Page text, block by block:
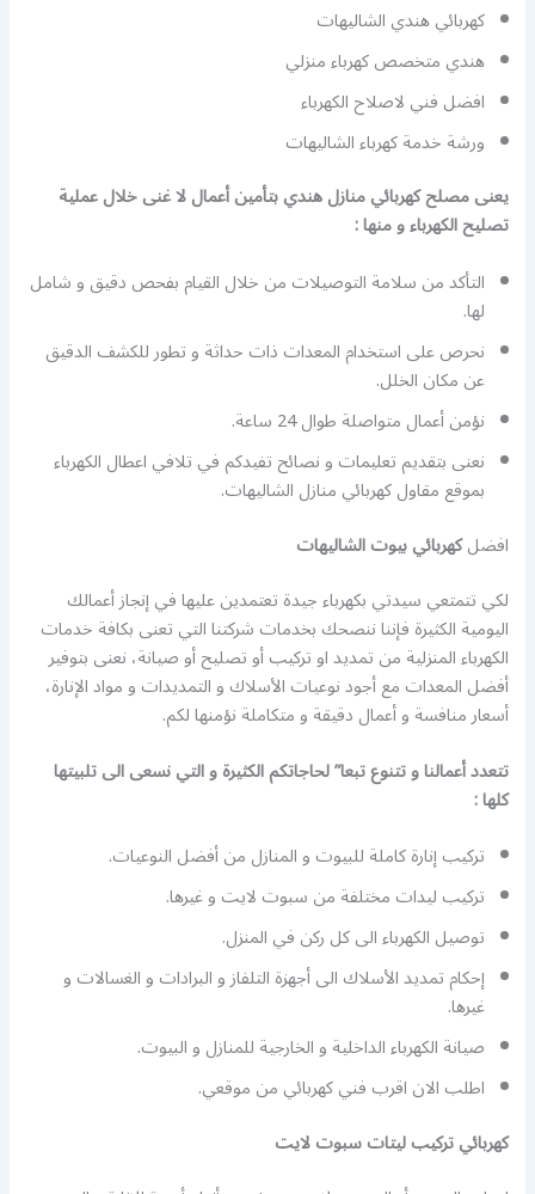
كهربائي هندي الشاليهات
هندي متخصص كهرباء منزلي
افضل فني لاصلاح الكهرباء
ورشة خدمة كهرباء الشاليهات
يعنى مصلح كهربائي منازل هندي بتأمين أعمال لا غنى خلال عملية
تصليح الكهرباء و منها :
التأكد من سلامة التوصيلات من خلال القيام بفحص دقيق و شامل
لها.
نحرص على استخدام المعدات ذات حداثة و تطور للكشف الدقيق
عن مكان الخلل.
نؤمن أعمال متواصلة طوال 24 ساعة.
نعنى بتقديم تعليمات و نصائح تفيدكم في تلافي اعطال الكهرباء
بموقع مقاول كهربائي منازل الشاليهات.
افضلكهربائي بيوت الشاليهات
لكي تتمتعي سيدتي بكهرباء جيدة تعتمدين عليها في إنجاز أعمالك
اليومية الكثيرة فإننا ننصحك بخدمات شركتنا التي تعنى بكافة خدمات
الكهرباء المنزلية من تمديد او تركيب أو تصليح أو صيانة، نعنى بتوفير
أفضل المعدات مع أجود نوعيات الأسلاك و التمديدات و مواد الإنارة،
أسعار منافسة و أعمال دقيقة و متكاملة نؤمنها لكم.
تتعدد أعمالنا و تتنوع تبعا” لحاجاتكم الكثيرة و التي نسعى الى تلبيتها
كلها :
تركيب إنارة كاملة للبيوت و المنازل من أفضل النوعيات.
تركيب ليدات مختلفة من سبوت لايت و غيرها.
توصيل الكهرباء الى كل ركن في المنزل.
إحكام تمديد الأسلاك الى أجهزة التلفاز و البرادات و الغسالات و
غيرها.
صيانة الكهرباء الداخلية و الخارجية للمنازل و البيوت.
اطلب الان اقرب فني كهربائي من موقعي.
كهربائي تركيب ليتات سبوت لايت